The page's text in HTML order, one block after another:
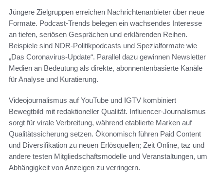
Jüngere Zielgruppen erreichen Nachrichtenanbieter über neue
Formate. Podcast-Trends belegen ein wachsendes Interesse
an tiefen, seriösen Gesprächen und erklärenden Reihen.
Beispiele sind NDR-Politikpodcasts und Spezialformate wie
„Das Coronavirus-Update“. Parallel dazu gewinnen Newsletter
Medien an Bedeutung als direkte, abonnentenbasierte Kanäle
für Analyse und Kuratierung.
Videojournalismus auf YouTube und IGTV kombiniert
Bewegtbild mit redaktioneller Qualität. Influencer-Journalismus
sorgt für virale Verbreitung, während etablierte Marken auf
Qualitätssicherung setzen. Ökonomisch führen Paid Content
und Diversifikation zu neuen Erlösquellen; Zeit Online, taz und
andere testen Mitgliedschaftsmodelle und Veranstaltungen, um
Abhängigkeit von Anzeigen zu verringern.